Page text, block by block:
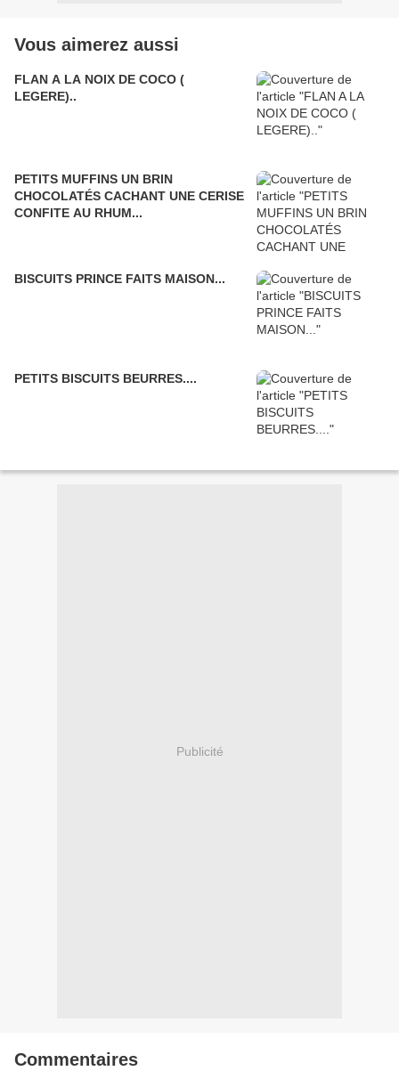
Vous aimerez aussi
FLAN A LA NOIX DE COCO (
LEGERE)..
PETITS MUFFINS UN BRIN
CHOCOLATÉS CACHANT UNE CERISE
CONFITE AU RHUM...
BISCUITS PRINCE FAITS MAISON...
PETITS BISCUITS BEURRES....
Publicité
Commentaires